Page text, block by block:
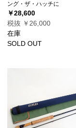
ング・ザ・ハッチに
￥28,600
税抜 ￥26,000
在庫
SOLD OUT